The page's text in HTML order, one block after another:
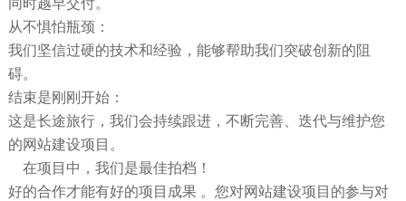
同时越早交付。
从不惧怕瓶颈：
我们坚信过硬的技术和经验，能够帮助我们突破创新的阻
碍。
结束是刚刚开始：
这是长途旅行，我们会持续跟进，不断完善、迭代与维护您
的网站建设项目。
在项目中，我们是最佳拍档！
好的合作才能有好的项目成果 。您对网站建设项目的参与对